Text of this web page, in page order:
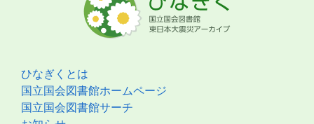
ひなぎくとは
国立国会図書館ホームページ
国立国会図書館サーチ